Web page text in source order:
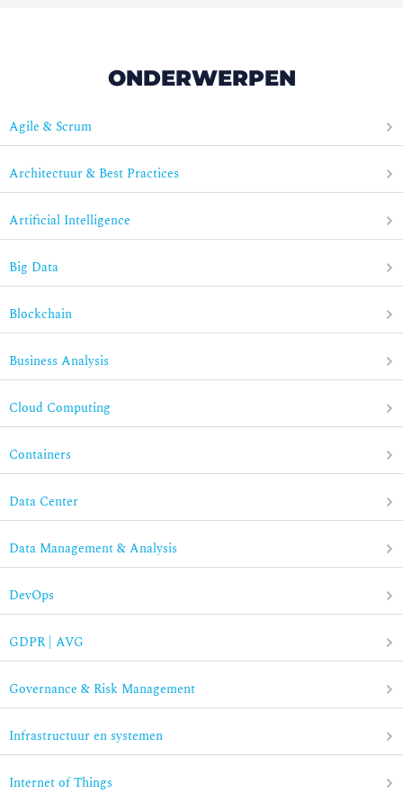
ONDERWERPEN
Agile & Scrum
Architectuur & Best Practices
Artificial Intelligence
Big Data
Blockchain
Business Analysis
Cloud Computing
Containers
Data Center
Data Management & Analysis
DevOps
GDPR | AVG
Governance & Risk Management
Infrastructuur en systemen
Internet of Things